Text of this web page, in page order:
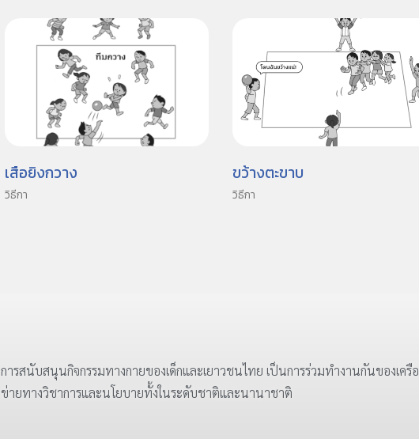
เสือยิงกวาง
วิธีกา
ขว้างตะขาบ
วิธีกา
การสนับสนุนกิจกรรมทางกายของเด็กและเยาวชนไทย เป็นการร่วมทำงานกันของเครือ
ข่ายทางวิชาการและนโยบายทั้งในระดับชาติและนานาชาติ